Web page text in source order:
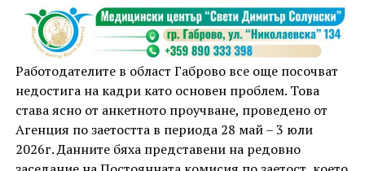
Това е първата стъпка към създаването на
съвременна, функционална и устойчива среда,
която да отговори на политиките на Габрово като
един от климатично неутралните градове в Европа.
„Работим за това Общински пазар Габрово да има
съвсем ново развитие, което ще отрази много от
традициите, но по начин, който ще бъдат
осъвременени и ще направят мястото наистина
Работодателите в област Габрово все още посочват
недостига на кадри като основен проблем. Това
става ясно от анкетното проучване, проведено от
Агенция по заетостта в периода 28 май – 3 юли
2026г. Данните бяха представени на редовно